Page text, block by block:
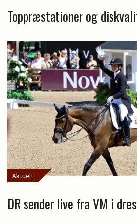
Toppræstationer og
Aktuelt
DR sender live fra VM i